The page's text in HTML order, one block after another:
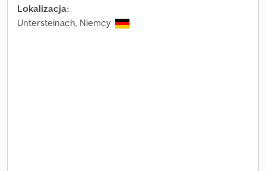
Lokalizacja:
Untersteinach, Niemcy